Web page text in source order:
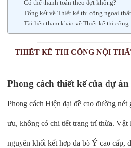
Có thể thanh toán theo đợt không?
Tổng kết về Thiết kế thi công ngoại thất
Tài liệu tham khảo về Thiết kế thi công
THIẾT KẾ THI CÔNG NỘI
Phong cách thiết kế của dự án
Phong cách Hiện đại đề cao đường nét
ưu, không có chi tiết trang trí thừa. Vật
nguyên khối kết hợp da bò Ý cao cấp,